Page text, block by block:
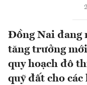
Đồng Nai đang
tăng trưởng
quy hoạch đô
quỹ đất cho